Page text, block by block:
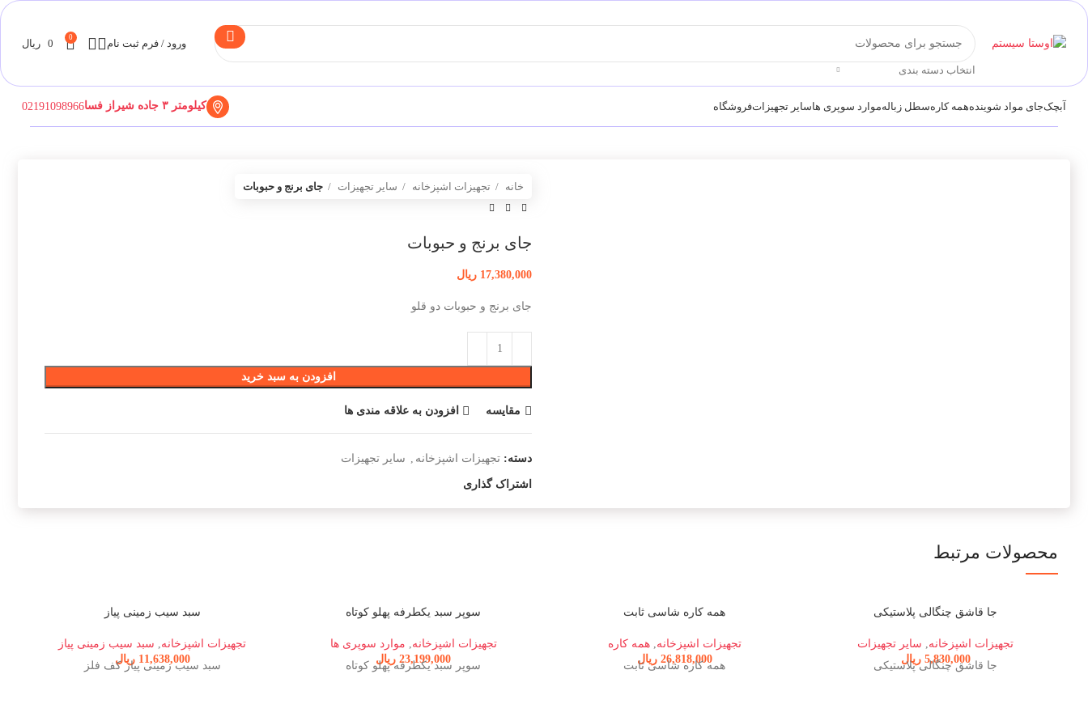
انتخاب دسته بندی
ورود / فرم ثبت نام
0
0 ریال
آبچکجای مواد شویندههمه کارهسطل زبالهموارد سوپری هاسایر تجهیزاتفروشگاه کیلومتر ۳ جاده شیراز فسا 02191098966
خانه تجهیزات اشپزخانه سایر تجهیزات جای برنج و حبوبات
جای برنج و حبوبات
17,380,000 ریال
جای برنج و حبوبات دو قلو
افزودن به سبد خرید
مقایسه افزودن به علاقه مندی ها
دسته: تجهیزات اشپزخانه , سایر تجهیزات
اشتراک گذاری
محصولات مرتبط
جا قاشق چنگالی پلاستیکی
تجهیزات اشپزخانه, سایر تجهیزات
5,830,000 ریال
جا قاشق چنگالی پلاستیکی
همه کاره شاسی ثابت
تجهیزات اشپزخانه,همه کاره
26,818,000 ریال
همه کاره شاسی ثابت
سوپر سبد یکطرفه پهلو کوتاه
تجهیزات اشپزخانه, موارد سوپری ها
23,199,000 ریال
سوپر سبد یکطرفه پهلو کوتاه
سبد سیب زمینی پیاز
تجهیزات اشپزخانه, سبد سیب زمینی پیاز
11,638,000 ریال
سبد سیب زمینی پیاز کف فلز